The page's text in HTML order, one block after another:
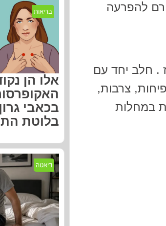
להפרעה
. חלב יחד עם
צרבות,
במחלות
בריאות
אלו הן
בכאבי
בלוטת
דיאטה